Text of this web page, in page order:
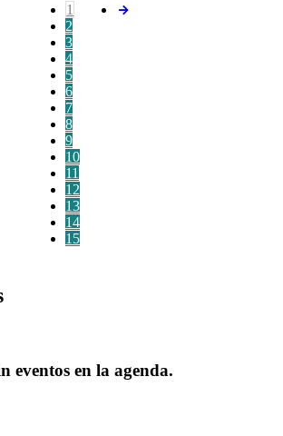
1
2
3
4
5
6
7
8
9
10
11
12
13
14
15
eventos en la agenda.